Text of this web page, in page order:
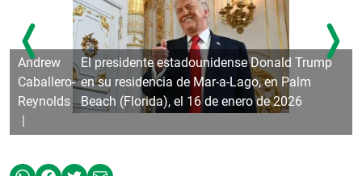
El presidente estadounidense Donald Trump
en su residencia de Mar-a-Lago, en Palm
Beach (Florida), el 16 de enero de 2026
Andrew
Caballero-
Reynolds